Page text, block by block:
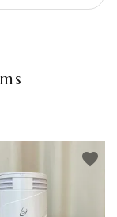
favorite